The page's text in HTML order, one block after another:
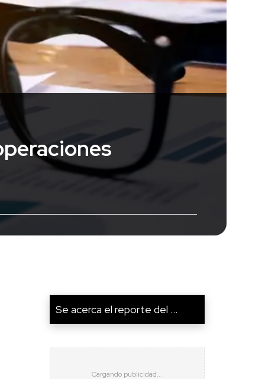
Se acerca el reporte del ...